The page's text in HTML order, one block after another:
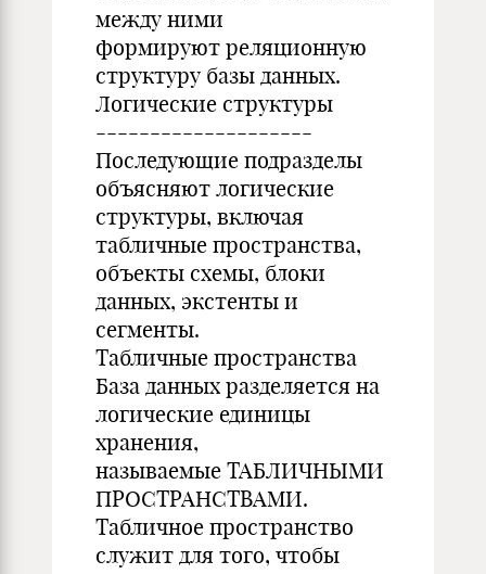
между ними
формируют реляционную
структуру базы данных.
Логические структуры
--------------------
Последующие подразделы
объясняют логические
структуры, включая
табличные пространства,
объекты схемы, блоки
данных, экстенты и
сегменты.
Табличные пространства
База данных разделяется на
логические единицы
хранения,
называемые ТАБЛИЧНЫМИ
ПРОСТРАНСТВАМИ.
Табличное пространство
служит для того, чтобы